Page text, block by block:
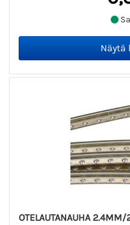
OTELAUTANAUHA